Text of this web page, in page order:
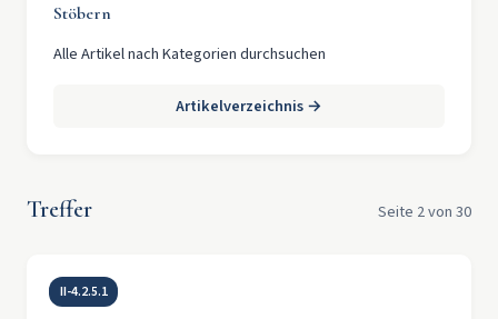
Stöbern
Alle Artikel nach Kategorien durchsuchen
Artikelverzeichnis →
Treffer Seite 2 von 30
II-4.2.5.1